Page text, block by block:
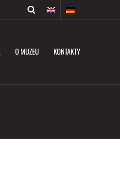
O MUZEU KONTAKTY